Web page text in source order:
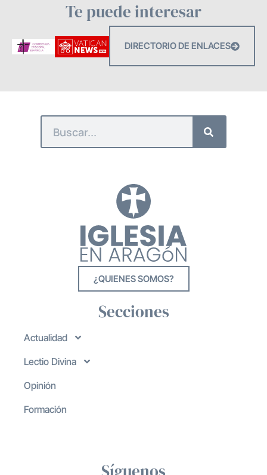
Te puede interesar
DIRECTORIO DE ENLACES
¿QUIENES SOMOS?
Secciones
Actualidad
Lectio Divina
Opinión
Formación